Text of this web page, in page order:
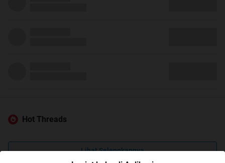
Hot Threads
Lihat Selengkapnya